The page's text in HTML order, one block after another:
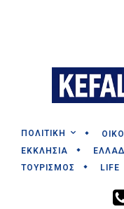
ΠΟΛΙΤΙΚΗ
ΕΚΚΛΗΣΙΑ
ΤΟΥΡΙΣΜΟΣ
LIFE